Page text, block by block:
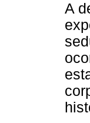
A